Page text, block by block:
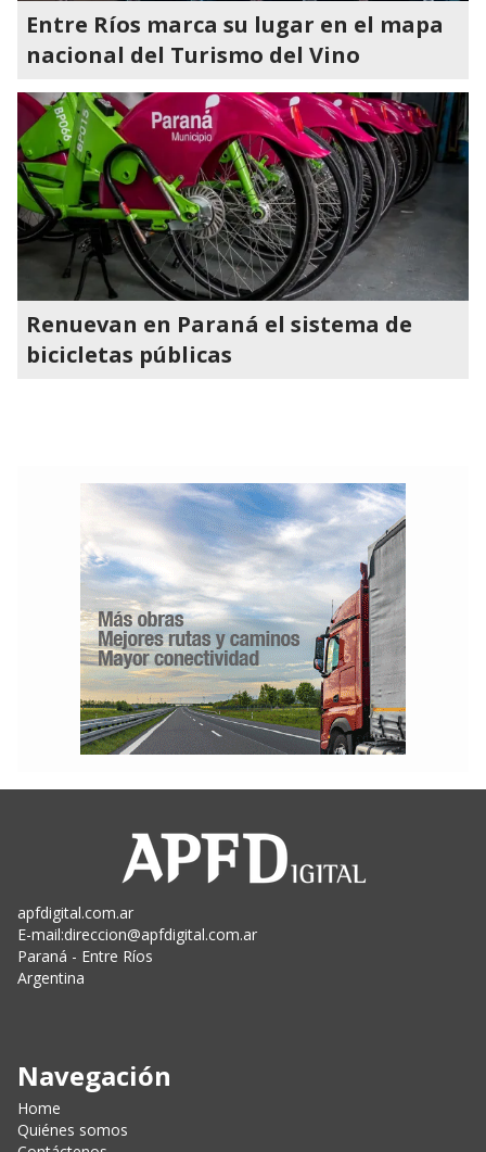
Entre Ríos marca su lugar en el mapa
nacional del Turismo del Vino
Renuevan en Paraná el sistema de
bicicletas públicas
apfdigital.com.ar
E-mail:direccion@apfdigital.com.ar
Paraná - Entre Ríos
Argentina
Navegación
Home
Quiénes somos